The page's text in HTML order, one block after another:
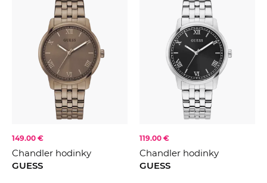
149.00 €
Chandler hodinky
GUESS
119.00 €
Chandler hodinky
GUESS